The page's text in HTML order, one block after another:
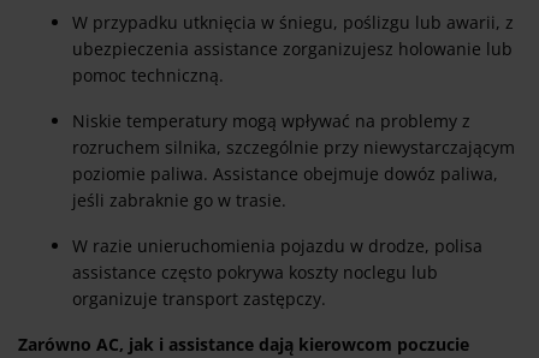
W przypadku utknięcia w śniegu, poślizgu lub awarii, z
ubezpieczenia assistance zorganizujesz holowanie lub
pomoc techniczną.
Niskie temperatury mogą wpływać na problemy z
rozruchem silnika, szczególnie przy niewystarczającym
poziomie paliwa. Assistance obejmuje dowóz paliwa,
jeśli zabraknie go w trasie.
W razie unieruchomienia pojazdu w drodze, polisa
assistance często pokrywa koszty noclegu lub
organizuje transport zastępczy.
Zarówno AC, jak i assistance dają kierowcom poczucie